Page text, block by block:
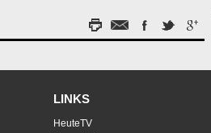
LINKS
HeuteTV